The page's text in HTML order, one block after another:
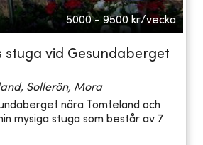
5000 - 9500 kr/vecka
stuga vid Gesundaberget
Sollerön, Mora
nära Tomteland och
mysiga stuga som består av 7